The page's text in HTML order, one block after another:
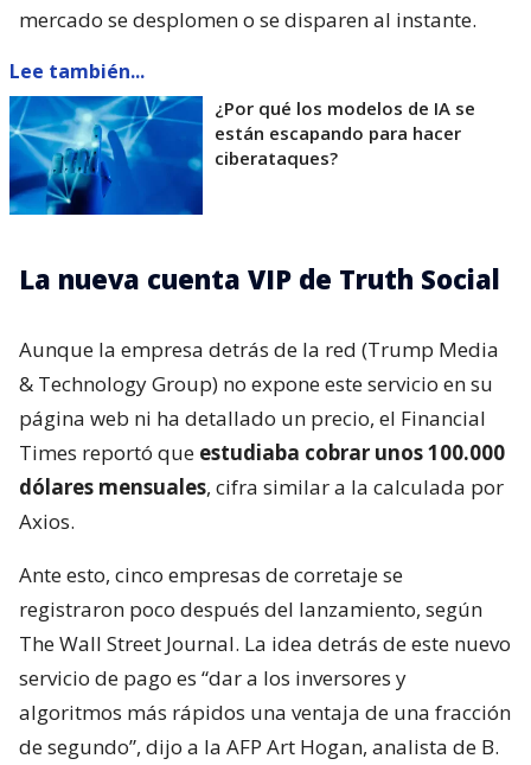
mercado se desplomen o se disparen al instante.
Lee también...
¿Por qué los modelos de IA se
están escapando para hacer
ciberataques?
La nueva cuenta VIP de Truth Social
Aunque la empresa detrás de la red (Trump Media
& Technology Group) no expone este servicio en su
página web ni ha detallado un precio, el Financial
Times reportó que estudiaba cobrar unos 100.000
dólares mensuales, cifra similar a la calculada por
Axios.
Ante esto, cinco empresas de corretaje se
registraron poco después del lanzamiento, según
The Wall Street Journal. La idea detrás de este nuevo
servicio de pago es “dar a los inversores y
algoritmos más rápidos una ventaja de una fracción
de segundo”, dijo a la AFP Art Hogan, analista de B.